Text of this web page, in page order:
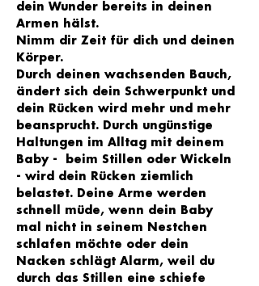
dein Wunder bereits in deinen
Armen hälst.
Nimm dir Zeit für dich und deinen
Körper.
Durch deinen wachsenden Bauch,
ändert sich dein Schwerpunkt und
dein Rücken wird mehr und mehr
beansprucht. Durch ungünstige
Haltungen im Alltag mit deinem
Baby -  beim Stillen oder Wickeln
- wird dein Rücken ziemlich
belastet. Deine Arme werden
schnell müde, wenn dein Baby
mal nicht in seinem Nestchen
schlafen möchte oder dein
Nacken schlägt Alarm, weil du
durch das Stillen eine schiefe